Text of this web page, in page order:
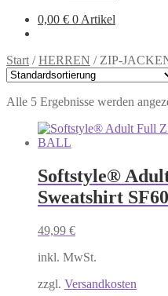
0,00 € 0 Artikel
Start /HERREN / ZIP-
Alle 5 Ergebnisse werden
Softstyle®
Sweatshirt
49,99 €
inkl. MwSt.
zzgl. Versandkosten